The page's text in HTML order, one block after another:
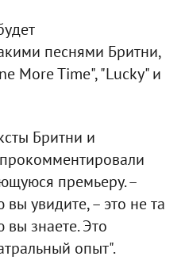
песнями Бритни,
More Time", "Lucky" и
Бритни и
премьеру. –
увидите, – это не та
знаете. Это
опыт".